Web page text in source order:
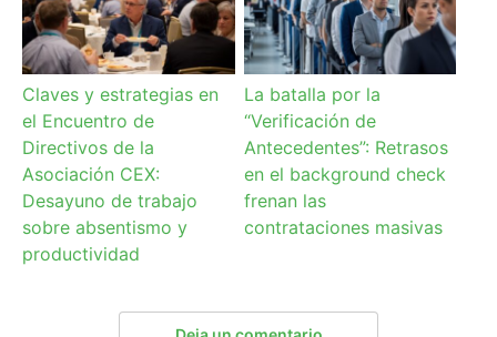
Claves y estrategias en
el Encuentro de
Directivos de la
Asociación CEX:
Desayuno de trabajo
sobre absentismo y
productividad
La batalla por la
“Verificación de
Antecedentes”: Retrasos
en el background check
frenan las
contrataciones masivas